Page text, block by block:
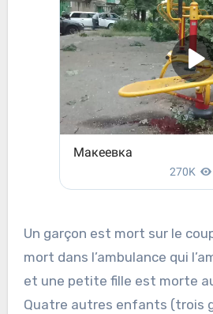
Un garçon est mort sur le
mort dans l’ambulance qui
et une petite fille est morte
Quatre autres enfants (trois